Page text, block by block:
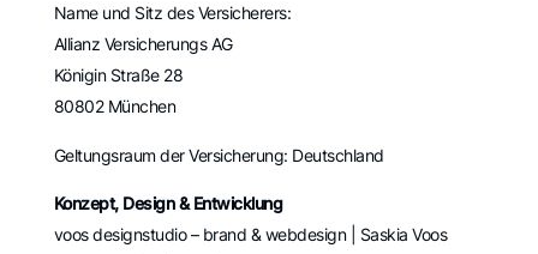
Name und Sitz des Versicherers:
Allianz Versicherungs AG
Königin Straße 28
80802 München
Geltungsraum der Versicherung: Deutschland
Konzept, Design & Entwicklung
voos designstudio – brand & webdesign | Saskia Voos